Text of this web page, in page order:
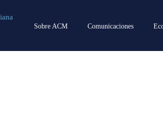
Sobre ACM Comunicaciones